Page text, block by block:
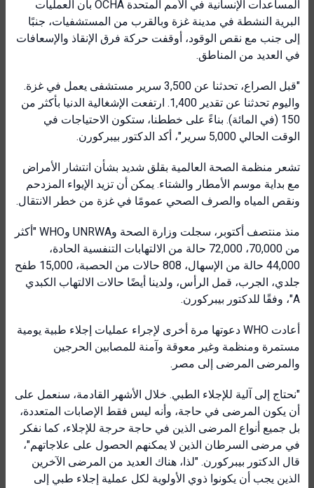
المساعدات الإنسانية في الأمم المتحدة OCHA بأن العمليات
البرية النشطة في مدينة غزة وبالقرب من المستشفيات، جنبًا
إلى جنب مع نقص الوقود، أوقفت حركة فرق الإنقاذ والإسعافات
في العديد من المناطق.
"قبل الصراع، تحدثنا عن 3,500 سرير مستشفى يعمل في غزة.
واليوم تحدثنا عن تقدير 1,400. ارتفعت الإشغالية الدنيا بأكثر من
150 (في المائة). بناءً على خططنا، ستكون الاحتياجات في
الوقت الحالي 5,000 سرير"، أكد الدكتور بيبركورن.
تشعر منظمة الصحة العالمية بقلق شديد بشأن انتشار الأمراض
مع بداية موسم الأمطار والشتاء. يمكن أن تزيد الإيواء المزدحم
ونقص المياه والصرف الصحي عمومًا في غزة من خطر الانتقال.
منذ منتصف أكتوبر، سجلت وزارة الصحة وUNRWA وWHO "أكثر
من 70,000، 72,000 حالة من الالتهابات التنفسية الحادة،
44,000 حالة من الإسهال، 808 حالات من الحصبة، 15,000 طفح
جلدي، الجرب، قمل الرأس، ولدينا أيضًا حالات الالتهاب الكبدي
A"، وفقًا للدكتور بيبركورن.
أعادت WHO دعوتها مرة أخرى لإجراء عمليات إجلاء طبية يومية
مستمرة ومنظمة وغير معوقة وآمنة للمصابين الحرجين
والمرضى المرضى إلى مصر.
"نحتاج إلى آلية للإجلاء الطبي. خلال الأشهر القادمة، سنعمل على
أن يكون المرضى في حاجة، وأنه ليس فقط الإصابات المتعددة،
بل جميع أنواع المرضى الذين في حاجة حرجة للإجلاء، كما نفكر
في مرضى السرطان الذين لا يمكنهم الحصول على علاجاتهم"،
قال الدكتور بيبركورن. "لذا، هناك العديد من المرضى الآخرين
الذين يجب أن يكونوا ذوي الأولوية لكل عملية إجلاء طبي إلى